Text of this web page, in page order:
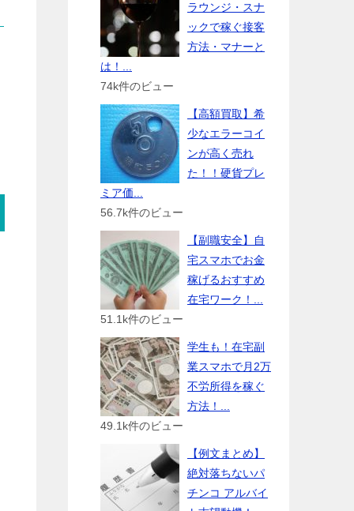
ラウンジ・スナ
ックで稼ぐ接客
方法・マナーと
は！...
74k件のビュー
【高額買取】希
少なエラーコイ
ンが高く売れ
た！！硬貨プレ
ミア価...
56.7k件のビュー
【副職安全】自
宅スマホでお金
稼げるおすすめ
在宅ワーク！...
51.1k件のビュー
学生も！在宅副
業スマホで月2万
不労所得を稼ぐ
方法！...
49.1k件のビュー
【例文まとめ】
絶対落ちないパ
チンコ アルバイ